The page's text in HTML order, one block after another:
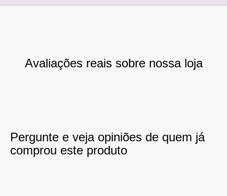
Avaliações reais sobre nossa loja
Pergunte e veja opiniões de quem já
comprou este produto